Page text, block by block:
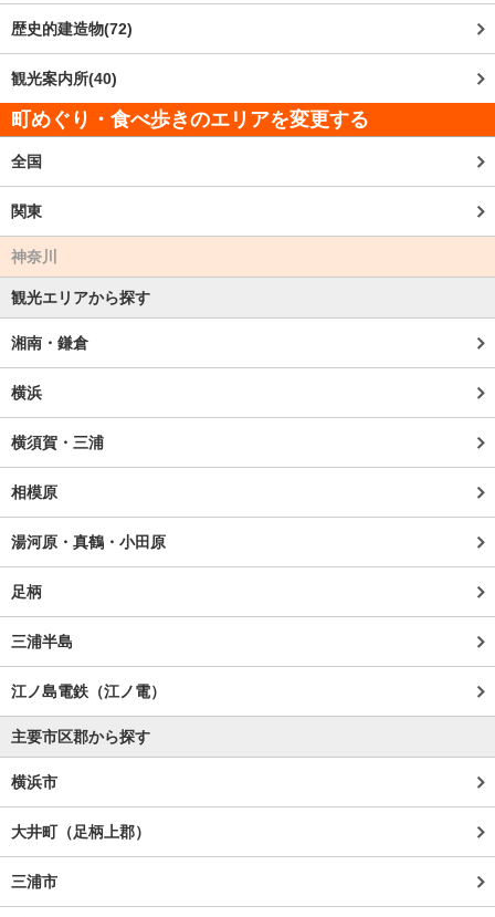
歴史的建造物(72)
観光案内所(40)
町めぐり・食べ歩きのエリアを変更する
全国
関東
神奈川
観光エリアから探す
湘南・鎌倉
横浜
横須賀・三浦
相模原
湯河原・真鶴・小田原
足柄
三浦半島
江ノ島電鉄（江ノ電）
主要市区郡から探す
横浜市
大井町（足柄上郡）
三浦市